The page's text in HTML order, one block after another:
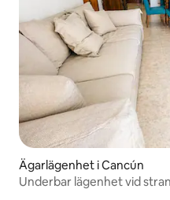
Ägarlägenhet i Cancún
Underbar lägenhet vid